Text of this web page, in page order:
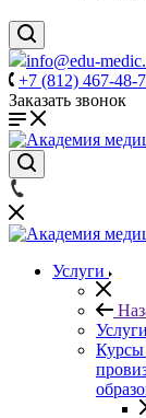
info@edu-
+7 (812) 467-48-
Заказать звонок
Услуги
Услуги
Курсы